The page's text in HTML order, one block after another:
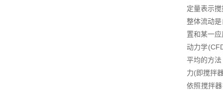
定量表示
整体流动
置和某一
动力学
平均的方
力(即搅拌
依照搅拌